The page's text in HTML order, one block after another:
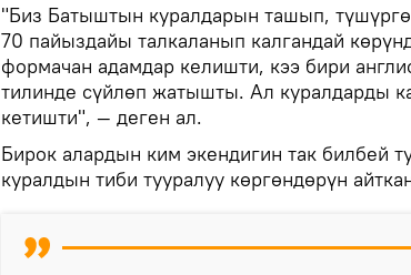
"Биз Батыштын куралдарын ташып,
70 пайыздайы талкаланып калгандай
формачан адамдар келишти, кээ бири
тилинде сүйлөп жатышты. Ал куралдарды
кетишти", — деген ал.
Бирок алардын ким экендигин так билбей
куралдын тиби тууралуу көргөндөрүн